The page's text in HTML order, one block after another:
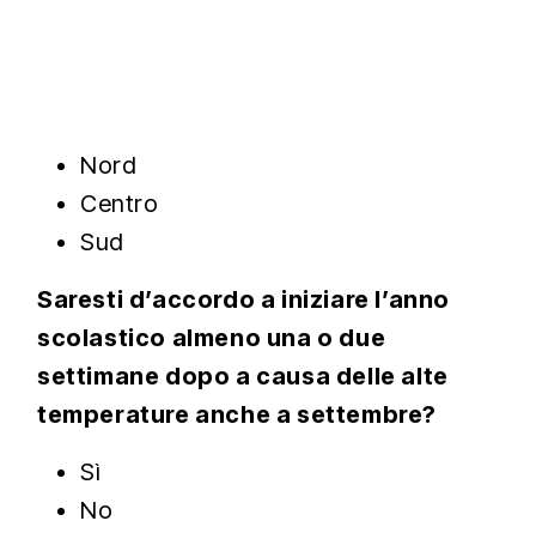
Nord
Centro
Sud
Saresti d’accordo a iniziare l’anno
scolastico almeno una o due
settimane dopo a causa delle alte
temperature anche a settembre?
Sì
No